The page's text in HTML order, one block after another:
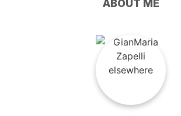
ABOUT ME